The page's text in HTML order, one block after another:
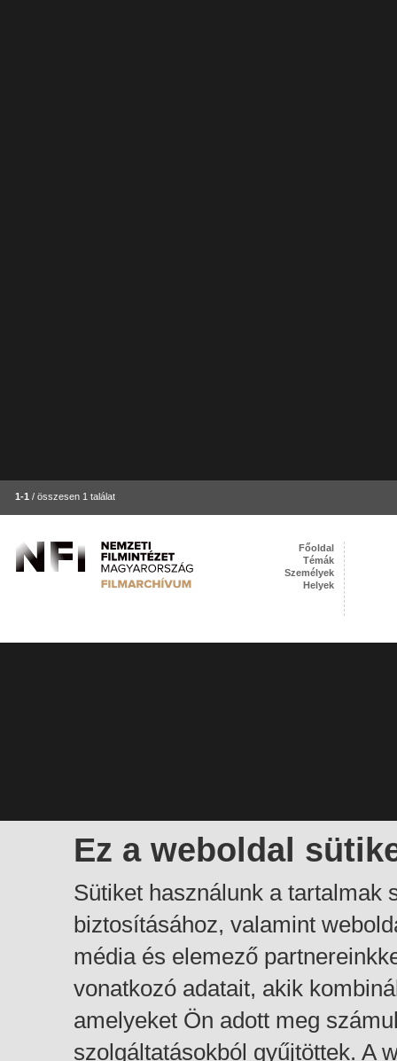
1-1 / összesen 1 találat
Ez a weboldal
Sütiket használunk a tartalmak
biztosításához, valamint
média és elemező
vonatkozó adatait, akik
amelyeket Ön adott meg
szolgáltatásokból gyűjtöttek. A
Főoldal
Témák
Személyek
Helyek